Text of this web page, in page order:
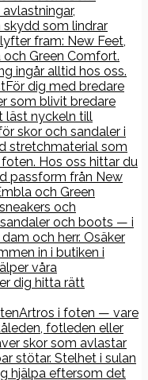
som lindrar
fram: New Feet,
Green Comfort.
ingår alltid hos oss.
För dig med bredare
som blivit bredare
läst nyckeln till
skor och sandaler i
stretchmaterial som
Hos oss hittar du
passform från New
och Green
och
och boots — i
och herr. Osäker
in i butiken i
våra
dig hitta rätt
Artros i foten — vare
fotleden eller
skor som avlastar
stötar. Stelhet i sulan
hjälpa eftersom det